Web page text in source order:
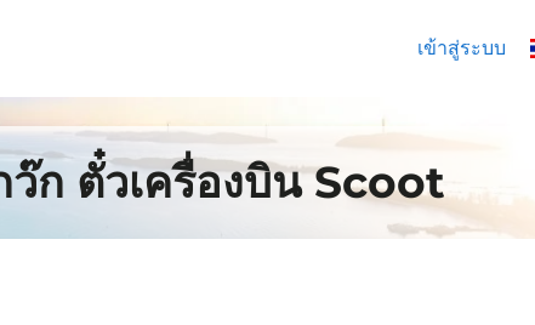
เข้าสู่ระบบ
ว๊ก ตั๋วเครื่องบิน Scoot